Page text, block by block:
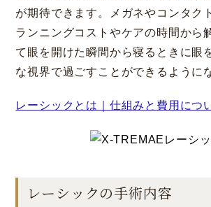
が期待できます。メガネやコンタク
ランニングコストやケアの時間から
て眼を開けた瞬間から寝るときに眼
な視界で過ごすことができるように
レーシックとは｜仕組みと費用につ
レーシックの手術内容